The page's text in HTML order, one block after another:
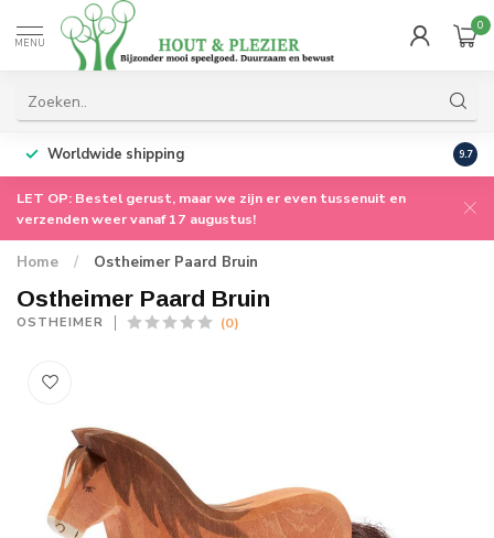
MENU
0
Worldwide shipping 9.7
LET OP: Bestel gerust, maar we zijn er even tussenuit en
verzenden weer vanaf 17 augustus!
Home / Ostheimer Paard Bruin
Ostheimer Paard Bruin
OSTHEIMER (0)